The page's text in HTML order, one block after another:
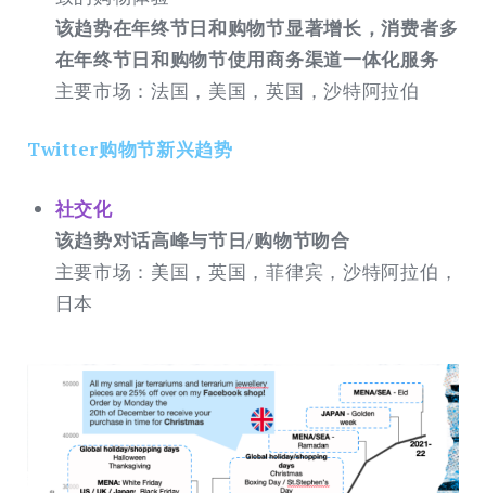
该趋势在年终节日和购物节显著增长，消费者多
在年终节日和购物节使用商务渠道一体化服务
主要市场：法国，美国，英国，沙特阿拉伯
Twitter购物节新兴趋势
社交化
该趋势对话高峰与节日/购物节吻合
主要市场：美国，英国，菲律宾，沙特阿拉伯，
日本